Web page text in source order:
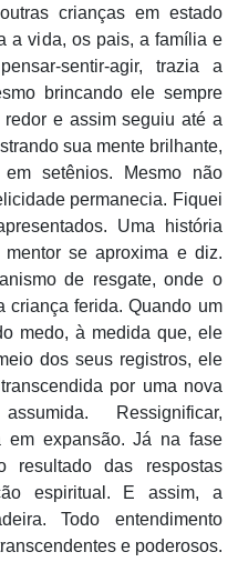
crianças em estado
a vida, os pais, a família e
sentir-agir, trazia a
brincando ele sempre
e assim seguiu até a
sua mente brilhante,
setênios. Mesmo não
permanecia. Fiquei
Uma história
se aproxima e diz.
de resgate, onde o
criança ferida. Quando um
medo, à medida que, ele
dos seus registros, ele
por uma nova
Ressignificar,
em expansão. Já na fase
resultado das respostas
espiritual. E assim, a
Todo entendimento
e poderosos.